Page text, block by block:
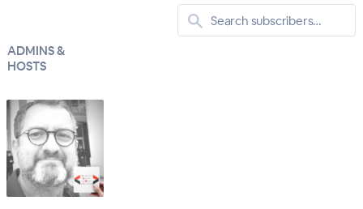
ADMINS &
HOSTS